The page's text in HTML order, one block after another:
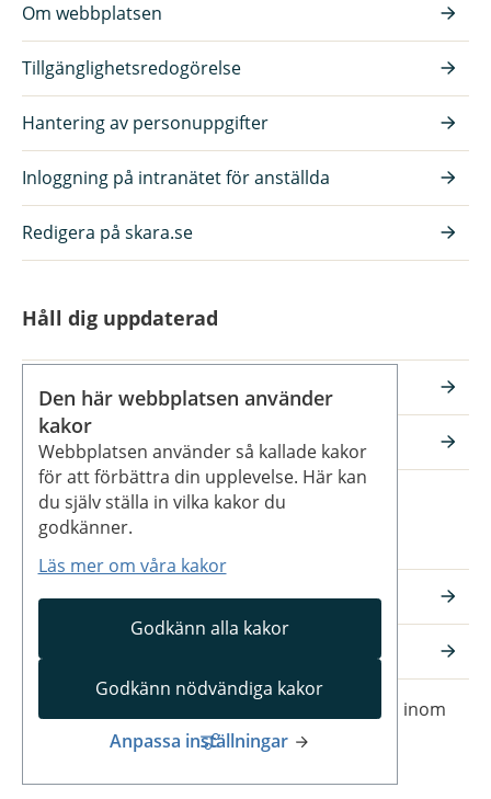
Den här webbplatsen använder
kakor
Webbplatsen använder så kallade kakor
för att förbättra din upplevelse. Här kan
du själv ställa in vilka kakor du
godkänner.
Läs mer om våra kakor
Godkänn alla kakor
Godkänn nödvändiga kakor
Anpassa inställningar
Om webbplatsen
Tillgänglighetsredogörelse
Hantering av personuppgifter
Inloggning på intranätet för anställda
Redigera på skara.se
Håll dig uppdaterad
Vilan på Facebook
Vilan på Instagram
Kommunens webbplatser
Katedralskolan
Skara kommun
Vilans fritidsområde – en webbplats inom
Skara kommun